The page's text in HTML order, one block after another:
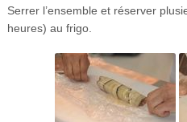
Serrer l’ensemble et réserver
heures) au frigo.